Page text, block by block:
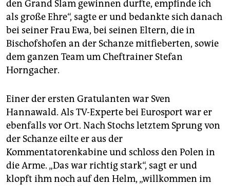
den Grand Slam gewinnen durfte, empfinde ich
als große Ehre“, sagte er und bedankte sich danach
bei seiner Frau Ewa, bei seinen Eltern, die in
Bischofshofen an der Schanze mitfieberten, sowie
dem ganzen Team um Cheftrainer Stefan
Horngacher.
Einer der ersten Gratulanten war Sven
Hannawald. Als TV-Experte bei Eurosport war er
ebenfalls vor Ort. Nach Stochs letztem Sprung von
der Schanze eilte er aus der
Kommentatorenkabine und schloss den Polen in
die Arme. „Das war richtig stark“, sagt er und
klopft ihm noch auf den Helm, „willkommen im